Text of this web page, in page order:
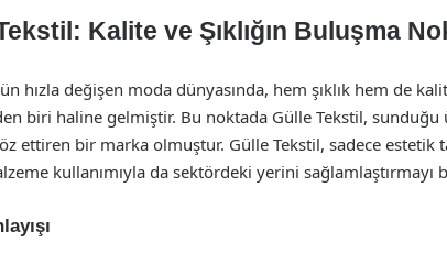
Kalite ve Şıklığın Buluşma
hızla değişen moda dünyasında, hem şıklık hem de
biri haline gelmiştir. Bu noktada Gülle Tekstil, sunduğu
ettiren bir marka olmuştur. Gülle Tekstil, sadece estetik
kullanımıyla da sektördeki yerini sağlamlaştırmayı